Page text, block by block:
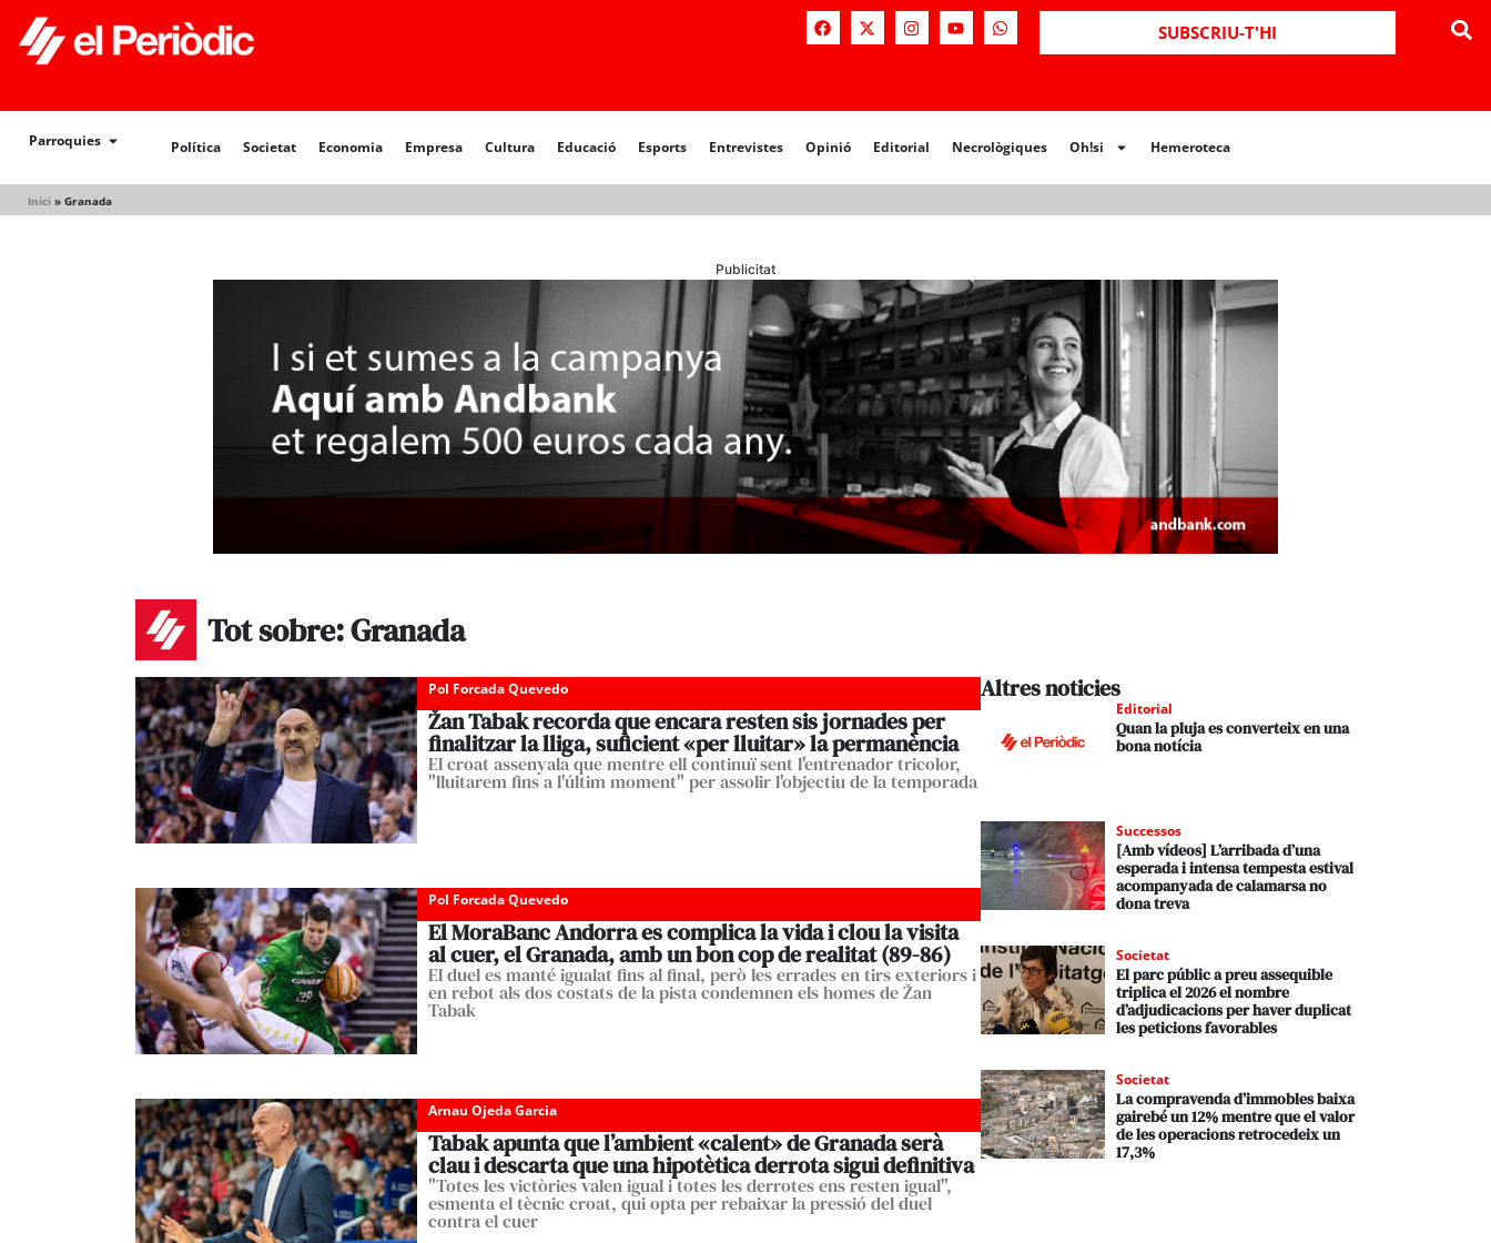
SUBSCRIU-T'HI
Parroquies Política Societat Economia Empresa Cultura Educació Esports Entrevistes Opinió Editorial Necrològiques Oh!si Hemeroteca
Inici » Granada
Política Societat Opinió Editorial Necrològiques Hemeroteca
Publicitat
Tot sobre: Granada
Pol Forcada Quevedo
Žan Tabak recorda que encara resten sis jornades per
finalitzar la lliga, suficient «per lluitar» la permanència
El croat assenyala que mentre ell continuï sent l'entrenador tricolor,
"lluitarem fins a l'últim moment" per assolir l'objectiu de la temporada
Pol Forcada Quevedo
El MoraBanc Andorra es complica la vida i clou la visita
al cuer, el Granada, amb un bon cop de realitat (89-86)
El duel es manté igualat fins al final, però les errades en tirs exteriors i
en rebot als dos costats de la pista condemnen els homes de Žan
Tabak
Arnau Ojeda Garcia
Tabak apunta que l’ambient «calent» de Granada serà
clau i descarta que una hipotètica derrota sigui definitiva
"Totes les victòries valen igual i totes les derrotes ens resten igual",
esmenta el tècnic croat, qui opta per rebaixar la pressió del duel
contra el cuer
Altres noticies
Editorial
Quan la pluja es converteix en una
bona notícia
Successos
[Amb vídeos] L’arribada d’una
esperada i intensa tempesta estival
acompanyada de calamarsa no
dona treva
Societat
El parc públic a preu assequible
triplica el 2026 el nombre
d’adjudicacions per haver duplicat
les peticions favorables
Societat
La compravenda d’immobles baixa
gairebé un 12% mentre que el valor
de les operacions retrocedeix un
17,3%